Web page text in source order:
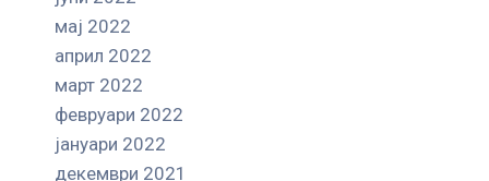
мај 2022
април 2022
март 2022
февруари 2022
јануари 2022
декември 2021